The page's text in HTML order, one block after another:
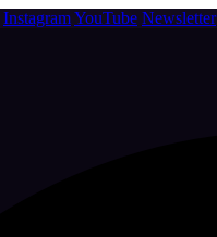
InstagramYouTube Newsletter